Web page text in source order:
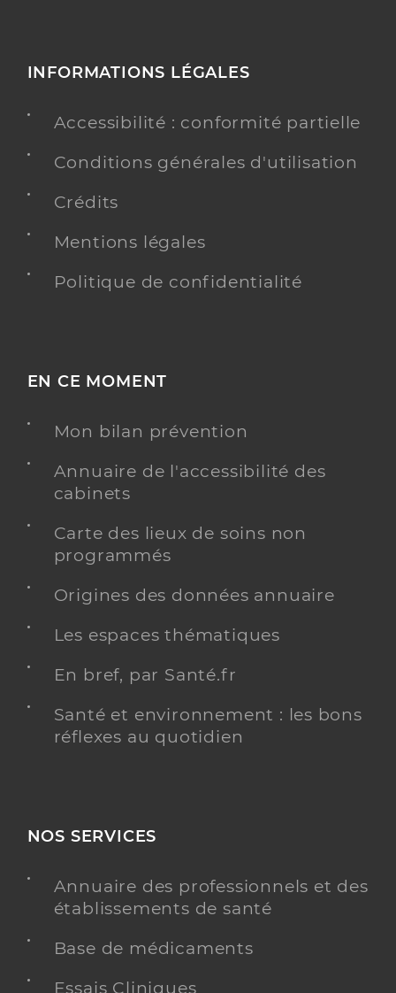
INFORMATIONS LÉGALES
Accessibilité : conformité partielle
Conditions générales d'utilisation
Crédits
Mentions légales
Politique de confidentialité
EN CE MOMENT
Mon bilan prévention
Annuaire de l'accessibilité des
cabinets
Carte des lieux de soins non
programmés
Origines des données annuaire
Les espaces thématiques
En bref, par Santé.fr
Santé et environnement : les bons
réflexes au quotidien
NOS SERVICES
Annuaire des professionnels et des
établissements de santé
Base de médicaments
Essais Cliniques